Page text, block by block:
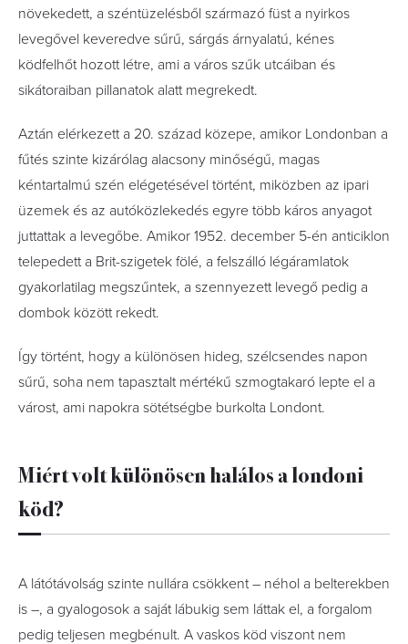
növekedett, a széntüzelésből származó füst a nyirkos
levegővel keveredve sűrű, sárgás árnyalatú, kénes
ködfelhőt hozott létre, ami a város szűk utcáiban és
sikátoraiban pillanatok alatt megrekedt.
Aztán elérkezett a 20. század közepe, amikor Londonban a
fűtés szinte kizárólag alacsony minőségű, magas
kéntartalmú szén elégetésével történt, miközben az ipari
üzemek és az autóközlekedés egyre több káros anyagot
juttattak a levegőbe. Amikor 1952. december 5-én anticiklon
telepedett a Brit-szigetek fölé, a felszálló légáramlatok
gyakorlatilag megszűntek, a szennyezett levegő pedig a
dombok között rekedt.
Így történt, hogy a különösen hideg, szélcsendes napon
sűrű, soha nem tapasztalt mértékű szmogtakaró lepte el a
várost, ami napokra sötétségbe burkolta Londont.
Miért volt különösen halálos a londoni
köd?
A látótávolság szinte nullára csökkent – néhol a belterekben
is –, a gyalogosok a saját lábukig sem láttak el, a forgalom
pedig teljesen megbénult. A vaskos köd viszont nem